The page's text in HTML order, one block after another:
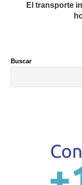
El transporte
Buscar